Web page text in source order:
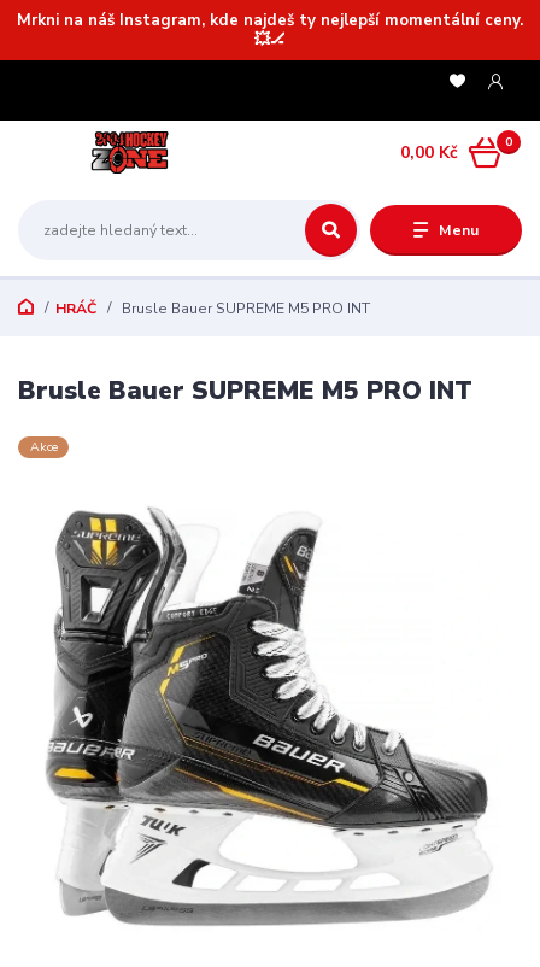
Mrkni na náš Instagram, kde najdeš ty nejlepší momentální ceny.
💥🏒
Menu
0
0,00 Kč
HRÁČ Brusle Bauer SUPREME M5 PRO INT
Brusle Bauer SUPREME M5 PRO INT
Akce